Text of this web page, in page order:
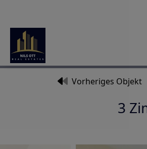
Vorheriges Objekt
3